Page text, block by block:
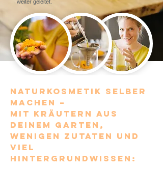
weiter geleitet.
Naturkosmetik selber
machen –
mit Kräutern aus
deinem Garten,
wenigen Zutaten und
viel
Hintergrundwissen: